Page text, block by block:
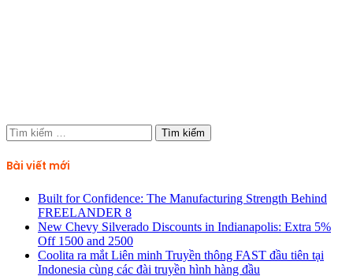
Tìm
kiếm
cho:
Bài viết mới
Built for Confidence: The Manufacturing Strength Behind
FREELANDER 8
New Chevy Silverado Discounts in Indianapolis: Extra 5%
Off 1500 and 2500
Coolita ra mắt Liên minh Truyền thông FAST đầu tiên tại
Indonesia cùng các đài truyền hình hàng đầu